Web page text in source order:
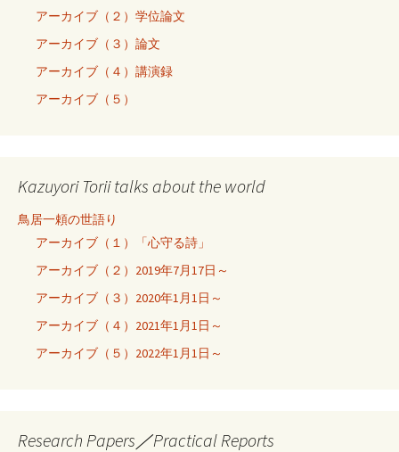
アーカイブ（２）学位論文
アーカイブ（３）論文
アーカイブ（４）講演録
アーカイブ（５）
Kazuyori Torii talks about the world
鳥居一頼の世語り
アーカイブ（１）「心守る詩」
アーカイブ（２）2019年7月17日～
アーカイブ（３）2020年1月1日～
アーカイブ（４）2021年1月1日～
アーカイブ（５）2022年1月1日～
Research Papers／Practical Reports